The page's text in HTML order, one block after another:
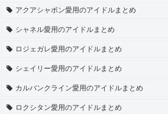
アクアシャボン愛用のアイドルまとめ
シャネル愛用のアイドルまとめ
ロジェガレ愛用のアイドルまとめ
シェイリー愛用のアイドルまとめ
カルバンクライン愛用のアイドルまとめ
ロクシタン愛用のアイドルまとめ